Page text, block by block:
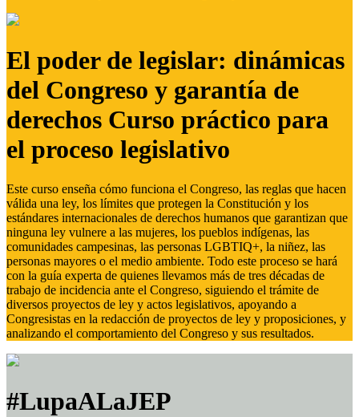
El poder de legislar: dinámicas
del Congreso y garantía de
derechos Curso práctico para
el proceso legislativo
Este curso enseña cómo funciona el Congreso, las reglas que hacen
válida una ley, los límites que protegen la Constitución y los
estándares internacionales de derechos humanos que garantizan que
ninguna ley vulnere a las mujeres, los pueblos indígenas, las
comunidades campesinas, las personas LGBTIQ+, la niñez, las
personas mayores o el medio ambiente. Todo este proceso se hará
con la guía experta de quienes llevamos más de tres décadas de
trabajo de incidencia ante el Congreso, siguiendo el trámite de
diversos proyectos de ley y actos legislativos, apoyando a
Congresistas en la redacción de proyectos de ley y proposiciones, y
analizando el comportamiento del Congreso y sus resultados.
#LupaALaJEP